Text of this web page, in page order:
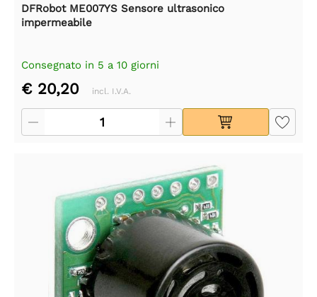
DFRobot ME007YS Sensore ultrasonico
impermeabile
Consegnato in 5 a 10 giorni
€ 20,20 incl. I.V.A.